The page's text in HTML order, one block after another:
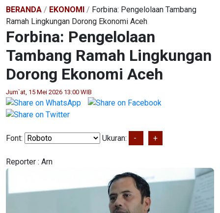
BERANDA / EKONOMI / Forbina: Pengelolaan Tambang
Ramah Lingkungan Dorong Ekonomi Aceh
Forbina: Pengelolaan
Tambang Ramah Lingkungan
Dorong Ekonomi Aceh
Jum`at, 15 Mei 2026 13:00 WIB
Font: Ukuran: - +
Reporter : Arn